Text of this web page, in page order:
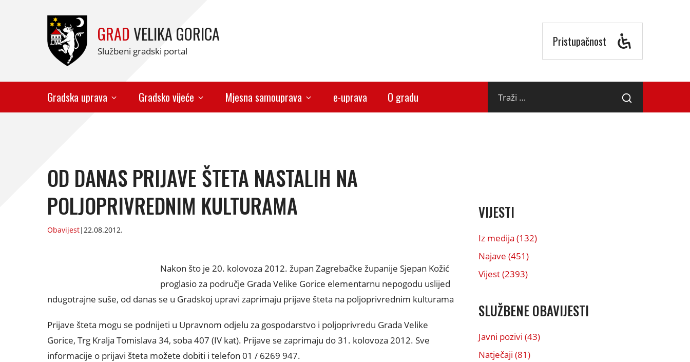
GRADVELIKA GORICA
Službeni gradski portal
Pristupačnost
Gradska uprava Gradsko vijeće Mjesna samouprava e-uprava O gradu Traži
OD DANAS PRIJAVE ŠTETA NASTALIH NA
POLJOPRIVREDNIM KULTURAMA
Obavijest|22.08.2012.
Nakon što je 20. kolovoza 2012. župan Zagrebačke županije Sjepan Kožić
proglasio za područje Grada Velike Gorice elementarnu nepogodu uslijed
ndugotrajne suše, od danas se u Gradskoj upravi zaprimaju prijave šteta na poljoprivrednim kulturama
Prijave šteta mogu se podnijeti u Upravnom odjelu za gospodarstvo i poljoprivredu Grada Velike
Gorice, Trg Kralja Tomislava 34, soba 407 (IV kat). Prijave se zaprimaju do 31. kolovoza 2012. Sve
informacije o prijavi šteta možete dobiti i telefon 01 / 6269 947.
VIJESTI
Iz medija (132)
Najave (451)
Vijest (2393)
SLUŽBENE OBAVIJESTI
Javni pozivi (43)
Natječaji (81)